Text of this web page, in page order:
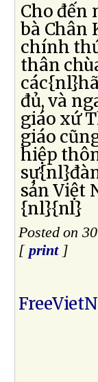
Cho đến
bà Chân
chính
thân
đủ, và
giáo xứ
giáo
hiệp
sản Việt
{nl}{nl}
Posted on
[ print]